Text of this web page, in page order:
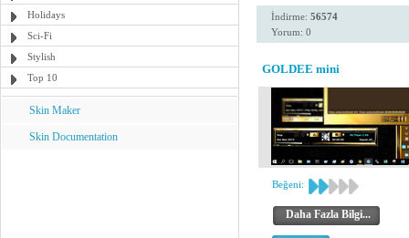
Holidays
Sci-Fi
Stylish
Top 10
Skin Maker
Skin Documentation
İndirme: 56574
Yorum: 0
GOLDEE mini
Beğeni:
Daha Fazla Bilgi...